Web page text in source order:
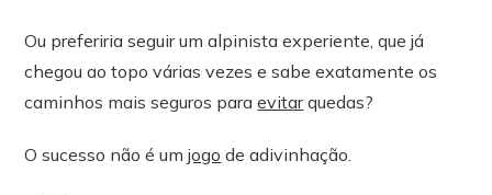
Ou preferiria seguir um alpinista experiente, que já
chegou ao topo várias vezes e sabe exatamente os
caminhos mais seguros paraevitarquedas?
O sucesso não é umjogo de adivinhação.